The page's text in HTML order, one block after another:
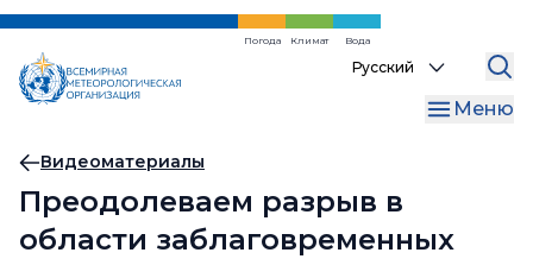
Перейти
основному
содержанию
Погода Климат Вода
Select
language
Меню
Хлебная
крошка
Видеоматериалы
Преодолеваем разрыв в
области заблаговременных